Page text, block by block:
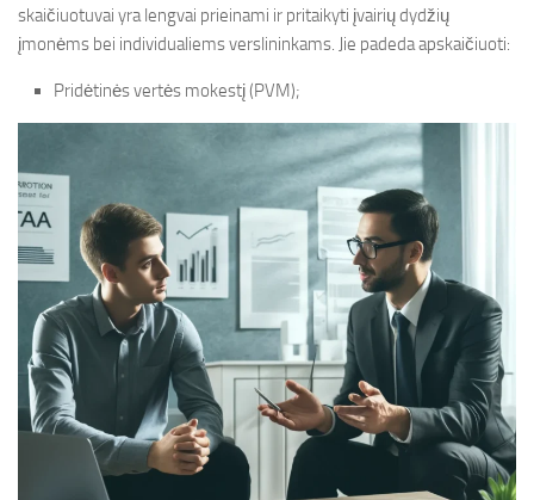
skaičiuotuvai yra lengvai prieinami ir pritaikyti įvairių dydžių
įmonėms bei individualiems verslininkams. Jie padeda apskaičiuoti:
Pridėtinės vertės mokestį (PVM);